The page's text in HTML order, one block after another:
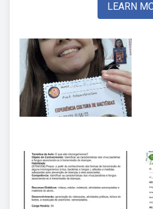
LEARN